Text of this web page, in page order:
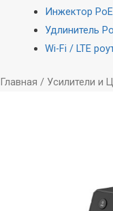
Инжектор PoE
Удлинитель
Wi-Fi / LTE
Главная / Усилители и